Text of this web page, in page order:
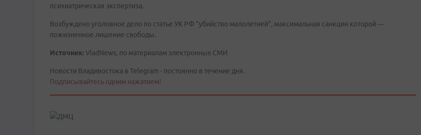
психиатрическая экспертиза.
Возбуждено уголовное дело по статье УК РФ "убийство малолетней", максимальная санкция которой —
пожизненное лишение свободы.
Источник:VladNews, по материалам электронных СМИ
Новости Владивостока в Telegram - постоянно в течение дня.
Подписывайтесь одним нажатием!